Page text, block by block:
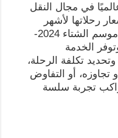
في مجال النقل
رحلاتها لأشهر
الوجهات السياحية في مصر خلال موسم الشتاء 2024-
الخدمة
تكلفة الرحلة،
تجاوزه، أو التفاوض
تجربة سلسة